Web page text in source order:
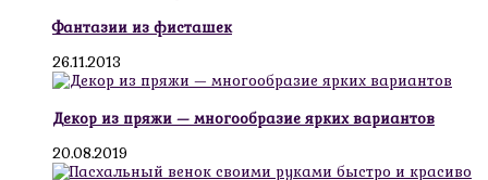
Фантазии из фисташек
26.11.2013
Декор из пряжи — многообразие ярких вариантов
20.08.2019